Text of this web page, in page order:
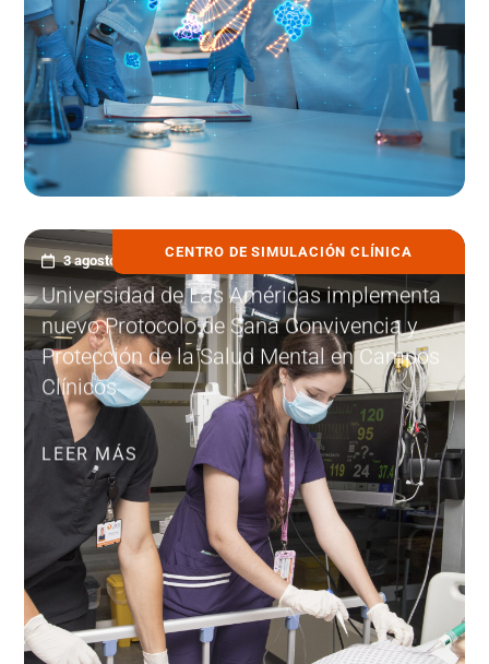
CENTRO DE SIMULACIÓN CLÍNICA
3 agosto, 2026
Universidad de Las Américas implementa
nuevo Protocolo de Sana Convivencia y
Protección de la Salud Mental en Campos
Clínicos
LEER MÁS